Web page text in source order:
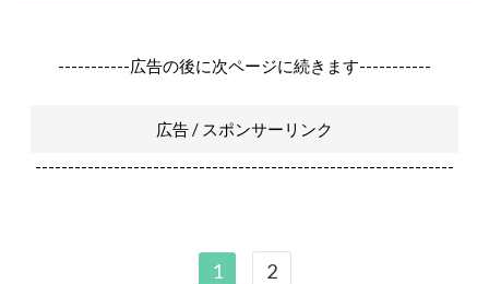
-----------広告の後に次ページに続きます-----------
広告 / スポンサーリンク
----------------------------------------------------------------
1 2